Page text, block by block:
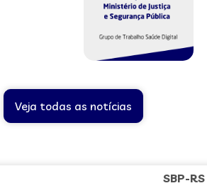
Veja todas as notícias
SBP-RS